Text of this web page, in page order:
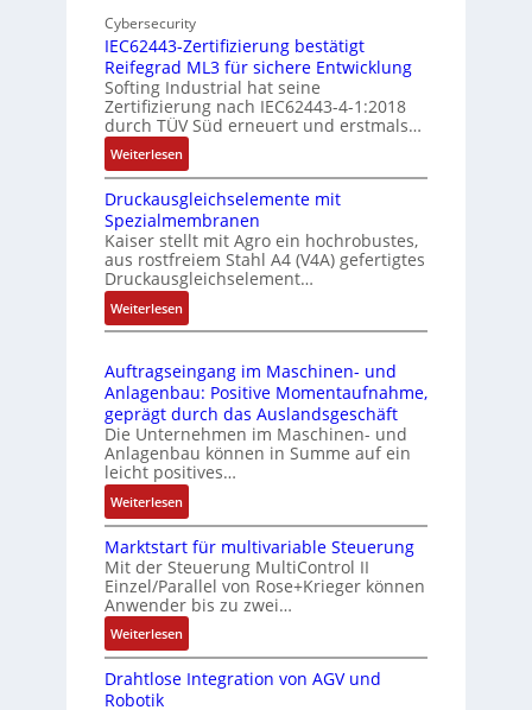
g
e
d
u
t
r
i
e
-
P
C
l
ä
s
s
s
i
c
h
f
l
e
x
i
b
e
l
f
ü
r
b
i
f
u
n
k
m
o
d
u
l
e
b
i
e
n
4
G
u
n
d
5
G
a
u
f
Cybersecurity
IEC62443-Zertifizierung bestätigt
Reifegrad ML3 für sichere Entwicklung
Softing Industrial hat seine
Zertifizierung nach IEC62443-4-1:2018
durch TÜV Süd erneuert und erstmals…
Weiterlesen:
I
E
C
6
2
4
4
3
Z
e
r
t
i
i
e
r
n
g
Druckausgleichselemente mit
Spezialmembranen
Kaiser stellt mit Agro ein hochrobustes,
aus rostfreiem Stahl A4 (V4A) gefertigtes
Druckausgleichselement…
Weiterlesen:
D
u
c
k
a
u
s
g
l
e
i
c
h
s
Auftragseingang im Maschinen- und
Anlagenbau: Positive Momentaufnahme,
geprägt durch das Auslandsgeschäft
Die Unternehmen im Maschinen- und
Anlagenbau können in Summe auf ein
leicht positives…
Weiterlesen:
A
u
f
t
r
a
g
s
Marktstart für multivariable Steuerung
Mit der Steuerung MultiControl II
Einzel/Parallel von Rose+Krieger können
Anwender bis zu zwei…
Weiterlesen:
M
a
Drahtlose Integration von AGV und
Robotik